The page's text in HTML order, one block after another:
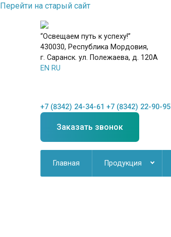
Перейти на старый сайт
“Освещаем путь к успеху!”
430030, Республика Мордовия,
г. Саранск. ул. Полежаева, д. 120А
EN RU
+7 (8342) 24-34-61 +7 (8342) 22-90-95
Заказать звонок
Главная Продукция